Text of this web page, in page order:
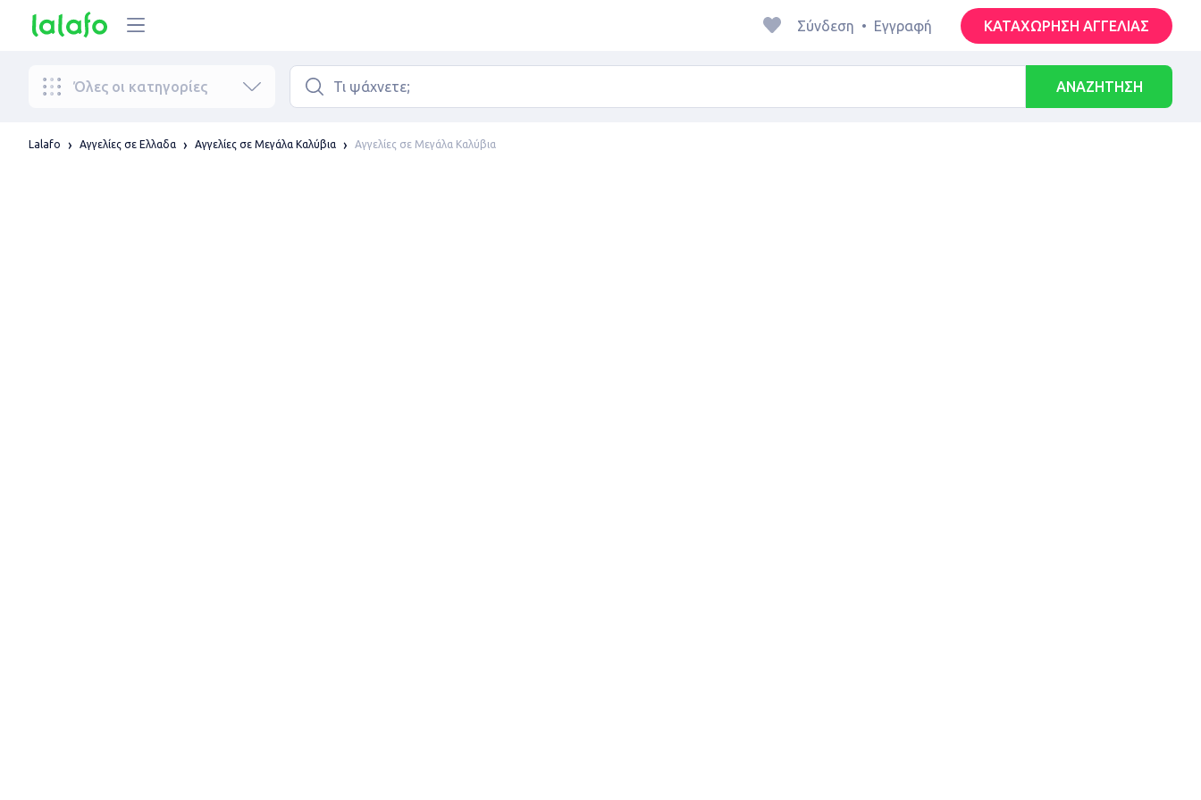
Σύνδεση • Εγγραφή ΚΑΤΑΧΩΡΗΣΗ ΑΓΓΕΛΙΑΣ
Όλες οι κατηγορίες ΑΝΑΖΗΤΗΣΗ
Lalafo Αγγελίες σε Ελλαδα Αγγελίες σε Μεγάλα Καλύβια Αγγελίες σε Μεγάλα Καλύβια